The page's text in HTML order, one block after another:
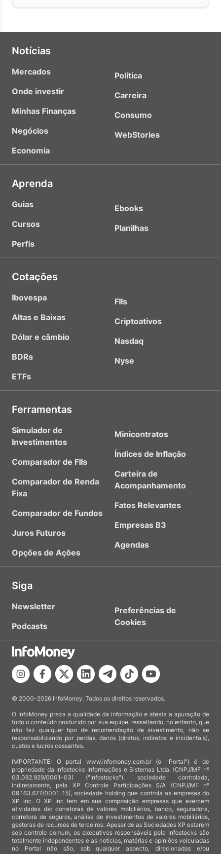
Notícias
Mercados
Onde investir
Minhas Finanças
Negócios
Economia
Política
Carreira
Consumo
WebStories
Aprenda
Guias
Cursos
Perfis
Ebooks
Planilhas
Cotações
Ibovespa
Altas e Baixas
Dólar e câmbio
BDRs
ETFs
FIIs
Criptoativos
Nasdaq
Nyse
Ferramentas
Simulador de
Investimentos
Comparador de FIIs
Comparador de Renda
Fixa
Comparador de Fundos
Juros Futuros
Opções de Ações
Minicontratos
Índices de Inflação
Carteira de
Acompanhamento
Fatos Relevantes
Empresas B3
Agendas
Siga
Newsletter
Podcasts
Preferências de
Cookies
© 2000-2026 InfoMoney. Todos os direitos reservados.
O InfoMoney preza a qualidade da informação e atesta a apuração de
todo o conteúdo produzido por sua equipe, ressaltando, no entanto, que
não faz qualquer tipo de recomendação de investimento, não se
responsabilizando por perdas, danos (diretos, indiretos e incidentais),
custos e lucros cessantes.
IMPORTANTE: O portal www.infomoney.com.br (o "Portal") é de
propriedade da Infostocks Informações e Sistemas Ltda. (CNPJ/MF nº
03.082.929/0001-03) ("Infostocks"), sociedade controlada,
indiretamente, pela XP Controle Participações S/A (CNPJ/MF nº
09.163.677/0001-15), sociedade holding que controla as empresas do
XP Inc. O XP Inc tem em sua composição empresas que exercem
atividades de: corretoras de valores mobiliários, banco, seguradora,
corretora de seguros, análise de investimentos de valores mobiliários,
gestoras de recursos de terceiros. Apesar de as Sociedades XP estarem
sob controle comum, os executivos responsáveis pela Infostocks são
totalmente independentes e as notícias, matérias e opiniões veiculadas
no Portal não são, sob qualquer aspecto, direcionadas e/ou